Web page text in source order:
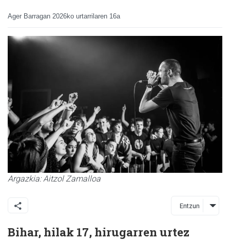
Ager Barragan 2026ko urtarrilaren 16a
Argazkia: Aitzol Zamalloa
Entzun
Bihar, hilak 17, hirugarren urtez